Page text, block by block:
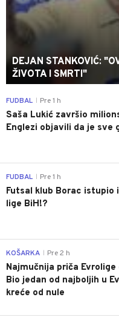
DEJAN STANKOVIĆ:
ŽIVOTA I SMRTI"
FUDBAL Pre 1 h
Saša Lukić završio
Englezi objavili da je sve
FUDBAL Pre 1 h
Futsal klub Borac istupio
lige BiH!?
KOŠARKA Pre 2 h
Najmučnija priča
Bio jedan od najboljih u
kreće od nule